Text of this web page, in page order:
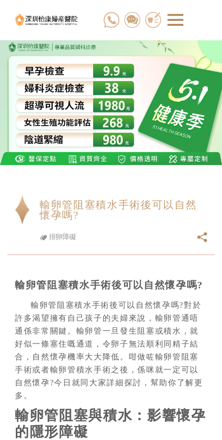
輸卵管阻塞積水手術後可以自然
懷孕嗎?
排卵障礙
輸卵管阻塞積水手術後可以自然懷孕嗎?
輸卵管阻塞積水手術後可以自然懷孕嗎?對於
許多渴望擁有自己孩子的夫婦來說，輸卵管通唔
通係非常關鍵。輸卵管一旦發生阻塞或積水，就
好似一條塞住嘅通道，令卵子無法順利同精子結
合，自然懷孕機率大大降低。咁做咗輸卵管阻塞
手術或者輸卵管積水手術之後，係咪就一定可以
自然懷孕?今日就同大家詳細探討，幫助你了解更
多。
輸卵管阻塞與積水：影響懷孕
的隱形障礙